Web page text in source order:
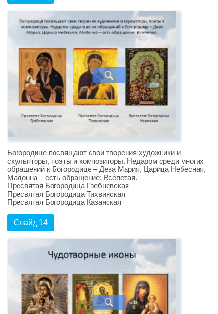
Богородице посвящают свои творения художники и
скульпторы, поэты и композиторы. Недаром среди многих
обращений к Богородице – Дева Мария, Царица Небесная,
Мадонна – есть обращение: Всепетая.
Пресвятая Богородица Гребневская
Пресвятая Богородица Тихвинская
Пресвятая Богородица Казанская
Слайд 14